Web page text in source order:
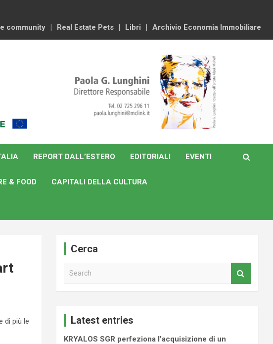
community Real Estate Pets Libri Archivio Economia Immobiliare
REPORT DALL’ESTERO EDITORIALI EVENTI
& FOOD CAPITALI DELLA CULTURA
di più le
Cerca
Latest entries
KRYALOS SGR perfeziona l’acquisizione di un